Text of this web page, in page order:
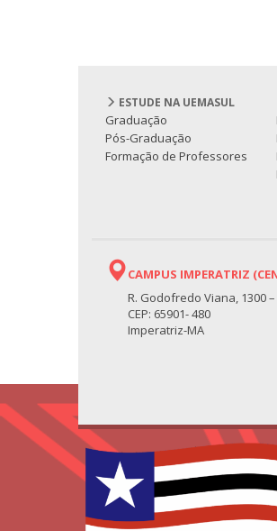
ESTUDE NA UEMASUL
Graduação
Pós-Graduação
Formação de Professores
CAMPUS IMPERATRIZ
R. Godofredo Viana, 1300
CEP: 65901- 480
Imperatriz-MA